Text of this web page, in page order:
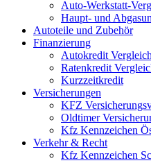
Auto-Werkstatt-
Haupt- und
Autoteile und Zubehör
Finanzierung
Autokredit
Ratenkredit
Kurzzeitkredit
Versicherungen
KFZ
Oldtimer
Kfz Kennzeichen
Verkehr & Recht
Kfz Kennzeichen